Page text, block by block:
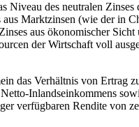
Niveau des neutralen
aus Marktzinsen (wie der in
aus ökonomischer
der Wirtschaft voll
das Verhältnis von Ertrag
Inlandseinkommens
verfügbaren Rendite von